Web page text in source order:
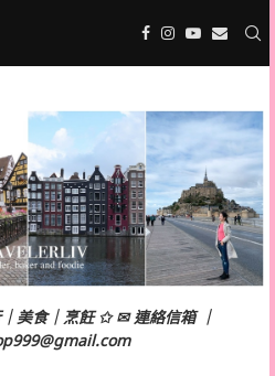
美食｜烹飪 ✩ ✉ 連絡信箱 ｜